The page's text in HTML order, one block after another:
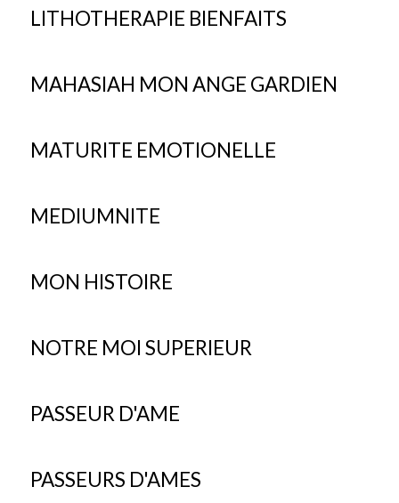
LITHOTHERAPIE BIENFAITS
MAHASIAH MON ANGE GARDIEN
MATURITE EMOTIONELLE
MEDIUMNITE
MON HISTOIRE
NOTRE MOI SUPERIEUR
PASSEUR D'AME
PASSEURS D'AMES